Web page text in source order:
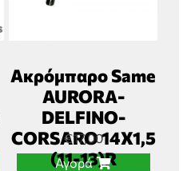
Ακρόμπαρο Same
AURORA-
DELFINO-
CORSARO 14Χ1,5
(11-13)R
€17,00
Αγορά